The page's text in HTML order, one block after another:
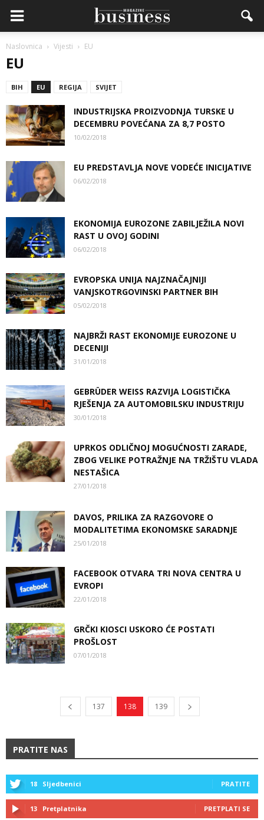
Naslovnica Vijesti EU
EU
BIH EU REGIJA SVIJET
INDUSTRIJSKA PROIZVODNJA TURSKE U
DECEMBRU POVEĆANA ZA 8,7 POSTO
10/02/2018
EU PREDSTAVLJA NOVE VODEĆE INICIJATIVE
06/02/2018
EKONOMIJA EUROZONE ZABILJEŽILA NOVI
RAST U OVOJ GODINI
06/02/2018
EVROPSKA UNIJA NAJZNAČAJNIJI
VANJSKOTRGOVINSKI PARTNER BIH
05/02/2018
NAJBRŽI RAST EKONOMIJE EUROZONE U
DECENIJI
31/01/2018
GEBRÜDER WEISS RAZVIJA LOGISTIČKA
RJEŠENJA ZA AUTOMOBILSKU INDUSTRIJU
30/01/2018
UPRKOS ODLIČNOJ MOGUĆNOSTI ZARADE,
ZBOG VELIKE POTRAŽNJE NA TRŽIŠTU VLADA
NESTAŠICA
27/01/2018
DAVOS, PRILIKA ZA RAZGOVORE O
MODALITETIMA EKONOMSKE SARADNJE
25/01/2018
FACEBOOK OTVARA TRI NOVA CENTRA U
EVROPI
22/01/2018
GRČKI KIOSCI USKORO ĆE POSTATI
PROŠLOST
07/01/2018
137 138 139
PRATITE NAS
18 Sljedbenici PRATITE
13 Pretplatnika PRETPLATI SE